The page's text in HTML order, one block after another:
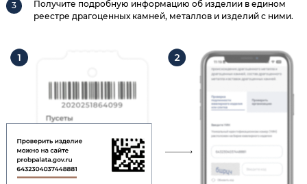
Получите подробную информацию об изделии в едином
реестре драгоценных камней, металлов и изделий с ними.